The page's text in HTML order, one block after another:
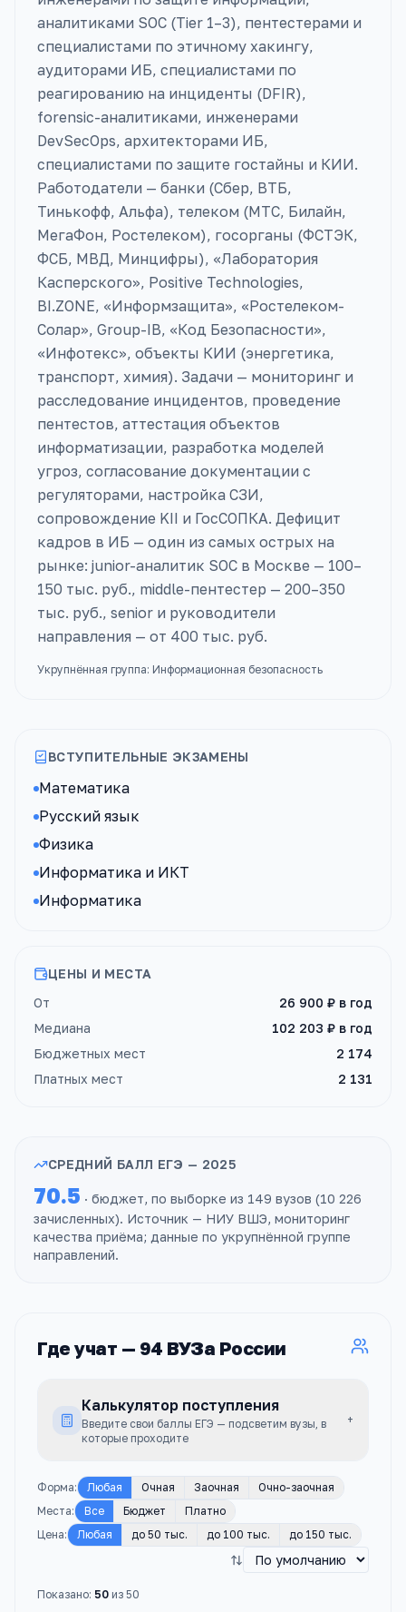
аналитиками SOC (Tier 1–3), пентестерами и
специалистами по этичному хакингу,
аудиторами ИБ, специалистами по
реагированию на инциденты (DFIR),
forensic-аналитиками, инженерами
DevSecOps, архитекторами ИБ,
специалистами по защите гостайны и КИИ.
Работодатели — банки (Сбер, ВТБ,
Тинькофф, Альфа), телеком (МТС, Билайн,
МегаФон, Ростелеком), госорганы (ФСТЭК,
ФСБ, МВД, Минцифры), «Лаборатория
Касперского», Positive Technologies,
BI.ZONE, «Информзащита», «Ростелеком-
Солар», Group-IB, «Код Безопасности»,
«Инфотекс», объекты КИИ (энергетика,
транспорт, химия). Задачи — мониторинг и
расследование инцидентов, проведение
пентестов, аттестация объектов
информатизации, разработка моделей
угроз, согласование документации с
регуляторами, настройка СЗИ,
сопровождение KII и ГосСОПКА. Дефицит
кадров в ИБ — один из самых острых на
рынке: junior-аналитик SOC в Москве — 100–
150 тыс. руб., middle-пентестер — 200–350
тыс. руб., senior и руководители
направления — от 400 тыс. руб.
Укрупнённая группа: Информационная безопасность
ВСТУПИТЕЛЬНЫЕ ЭКЗАМЕНЫ
Математика
Русский язык
Физика
Информатика и ИКТ
Информатика
ЦЕНЫ И МЕСТА
От
26 900 ₽ в год
Медиана
102 203 ₽ в год
Бюджетных мест
2 174
Платных мест
2 131
СРЕДНИЙ БАЛЛ ЕГЭ — 2025
70.5 · бюджет, по выборке из 149 вузов (10 226
зачисленных). Источник — НИУ ВШЭ, мониторинг
качества приёма; данные по укрупнённой группе
направлений.
Где учат — 94 ВУЗа России
Калькулятор поступления
Введите свои баллы ЕГЭ — подсветим вузы, в
которые проходите
+
Форма: Любая Очная Заочная
Очно-заочная
Места: Все Бюджет
Платно
Цена: Любая до 50 тыс. до 100 тыс. до 150 тыс.
Показано: 50 из 50